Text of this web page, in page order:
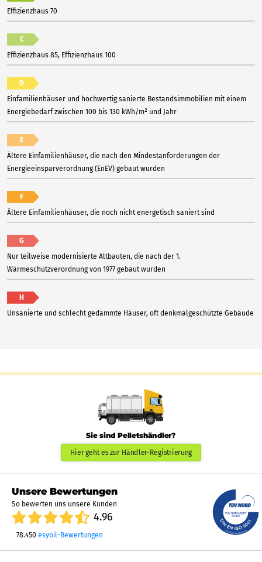
Effizienzhaus 70
C
Effizienzhaus 85, Effizienzhaus 100
D
Einfamilienhäuser und hochwertig sanierte Bestandsimmobilien mit einem
Energiebedarf zwischen 100 bis 130 kWh/m² und Jahr
E
Ältere Einfamilienhäuser, die nach den Mindestanforderungen der
Energieeinsparverordnung (EnEV) gebaut wurden
F
Ältere Einfamilienhäuser, die noch nicht energetisch saniert sind
G
Nur teilweise modernisierte Altbauten, die nach der 1.
Wärmeschutzverordnung von 1977 gebaut wurden
H
Unsanierte und schlecht gedämmte Häuser, oft denkmalgeschützte Gebäude
Sie sind Pelletshändler?
Hier geht es zur Händler-Registrierung
Unsere Bewertungen
So bewerten uns unsere Kunden
4.96
78.450 esyoil-Bewertungen